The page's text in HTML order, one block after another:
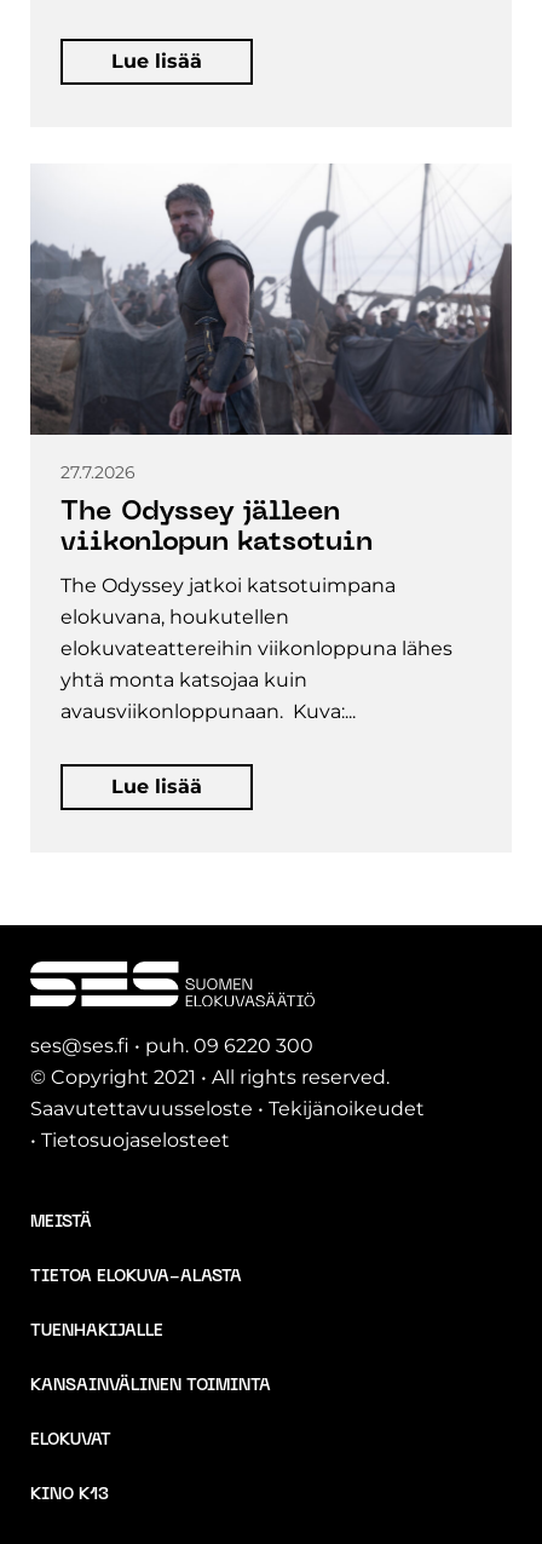
Lue lisää
27.7.2026
The Odyssey jälleen
viikonlopun katsotuin
The Odyssey jatkoi katsotuimpana
elokuvana, houkutellen
elokuvateattereihin viikonloppuna lähes
yhtä monta katsojaa kuin
avausviikonloppunaan. Kuva:...
Lue lisää
ses@ses.fi • puh. 09 6220 300
© Copyright 2021 • All rights reserved.
Saavutettavuusseloste • Tekijänoikeudet
• Tietosuojaselosteet
MEISTÄ
TIETOA ELOKUVA-ALASTA
TUENHAKIJALLE
KANSAINVÄLINEN TOIMINTA
ELOKUVAT
KINO K13